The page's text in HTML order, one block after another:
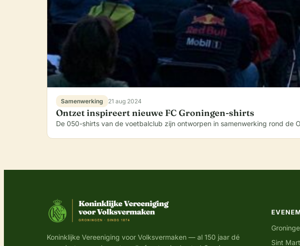
Samenwerking 21 aug 2024
Ontzet inspireert nieuwe FC Groningen-shirts
De 050-shirts van de voetbalclub zijn ontworpen in samenwerking rond
Koninklijke Vereeniging voor Volksvermaken — al 150 jaar dé
Sint